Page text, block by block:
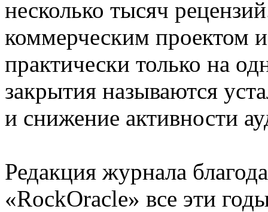
несколько тысяч
коммерческим проектом
практически только на
закрытия называются
и снижение активности
Редакция журнала
«RockOracle» все эти